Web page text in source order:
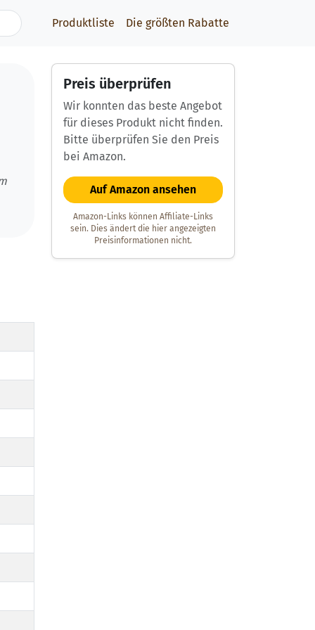
Produktliste Die größten Rabatte
Preis überprüfen
Wir konnten das beste Angebot
für dieses Produkt nicht finden.
Bitte überprüfen Sie den Preis
bei Amazon.
Auf Amazon ansehen
Amazon-Links können Affiliate-Links
sein. Dies ändert die hier angezeigten
Preisinformationen nicht.